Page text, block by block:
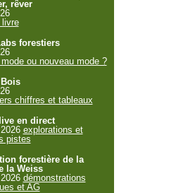
rêver
livre
forestiers
ou nouveau mode ?
chiffres et tableaux
en direct
explorations et
pistes
forestière de la
la Weiss
démonstrations
et AG